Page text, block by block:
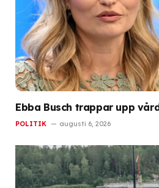
Ebba Busch trappar upp
POLITIK augusti 6, 2026